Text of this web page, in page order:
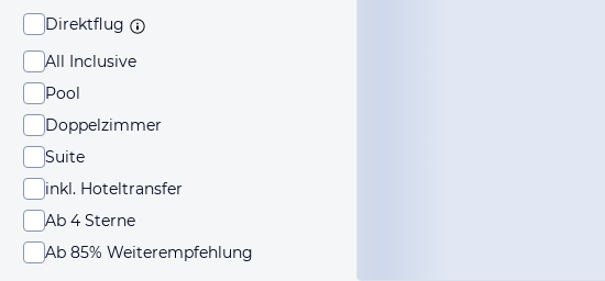
Direktflug
All Inclusive
Pool
Doppelzimmer
Suite
inkl. Hoteltransfer
Ab 4 Sterne
Ab 85% Weiterempfehlung